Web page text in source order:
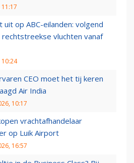
uit op ABC-eilanden: volgend
vluchten vanaf
10:24
CEO moet het tij keren
Air India
10:17
vrachtafhandelaar
op Luik Airport
16:57